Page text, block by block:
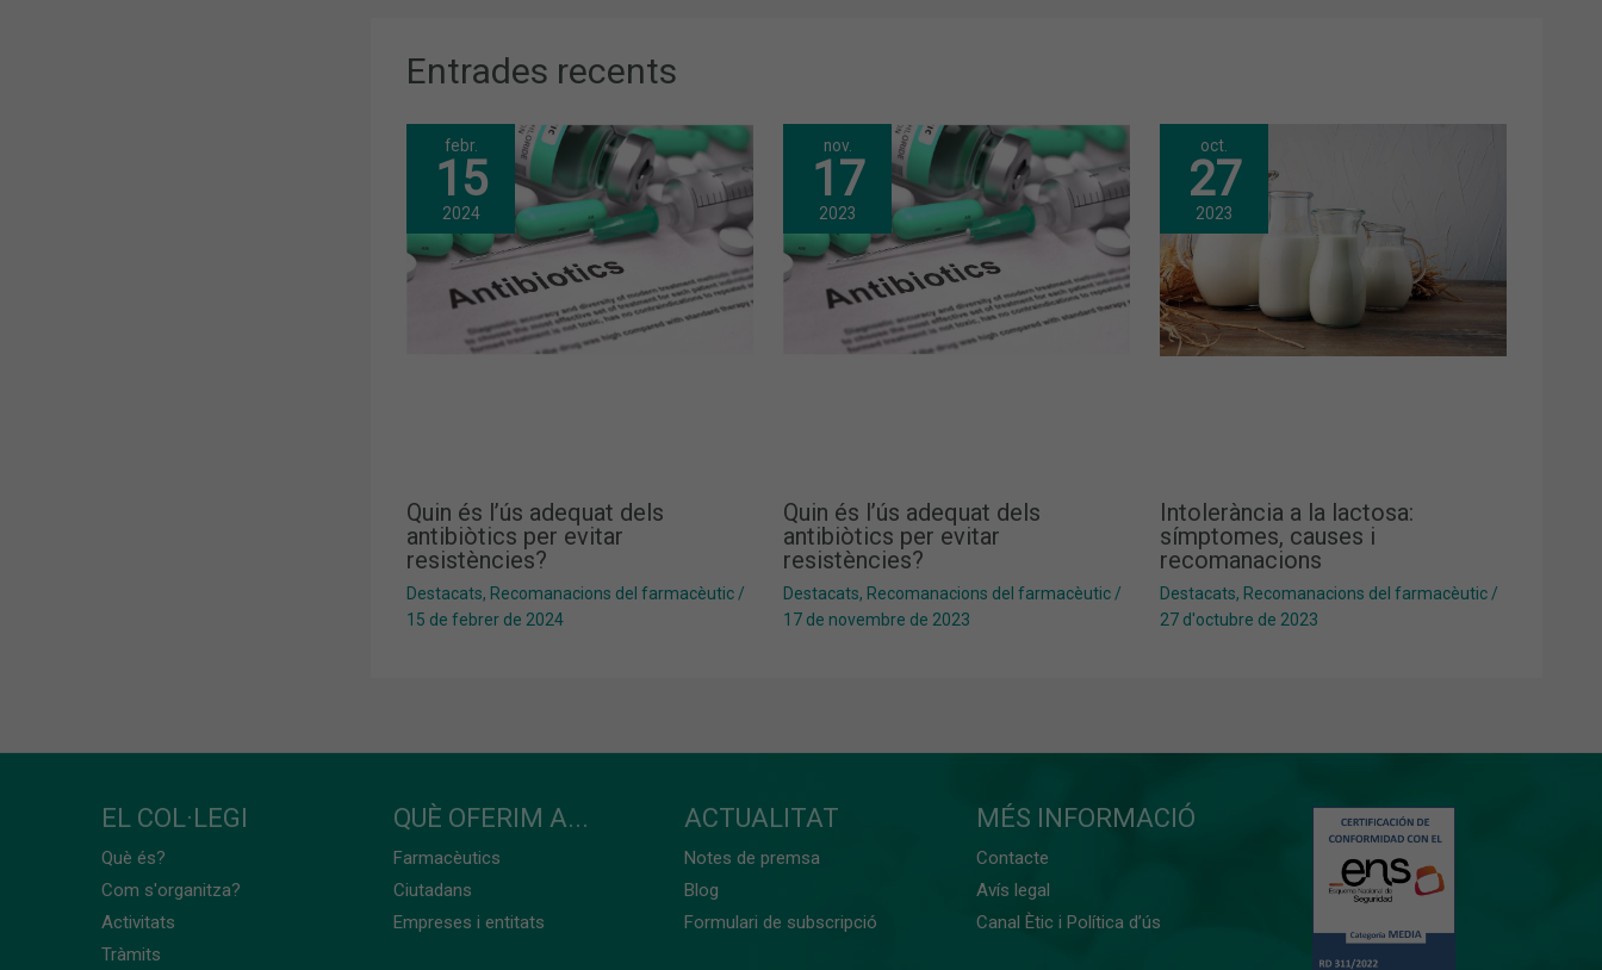
Entrades recents
febr.
15
2024
Quin és l’ús adequat dels
antibiòtics per evitar
resistències?
Destacats, Recomanacions del farmacèutic/
15 de febrer de 2024
nov.
17
2023
Quin és l’ús adequat dels
antibiòtics per evitar
resistències?
Destacats, Recomanacions del farmacèutic/
17 de novembre de 2023
oct.
27
2023
Intolerància a la lactosa:
símptomes, causes i
recomanacions
Destacats, Recomanacions del farmacèutic/
27 d'octubre de 2023
EL COL·LEGI
Què és?
Com s'organitza?
Activitats
Tràmits
QUÈ OFERIM A...
Farmacèutics
Ciutadans
Empreses i entitats
ACTUALITAT
Notes de premsa
Blog
Formulari de subscripció
MÉS INFORMACIÓ
Contacte
Avís legal
Canal Ètic i Política d’ús